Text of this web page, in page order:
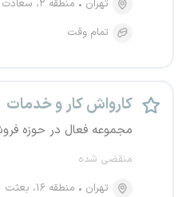
تهران
منطقه ۲، سعادت آباد
تمام وقت
کارواش کار و خدمات
مجموعه فعال در حوزه
منقضی شده
تهران
منطقه ۱۶، بعثت